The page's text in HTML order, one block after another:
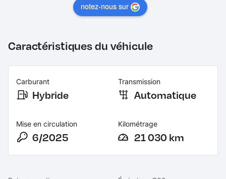
notez-nous sur
Caractéristiques du véhicule
Carburant
Hybride
Transmission
Automatique
Mise en circulation
6/2025
Kilométrage
21 030 km